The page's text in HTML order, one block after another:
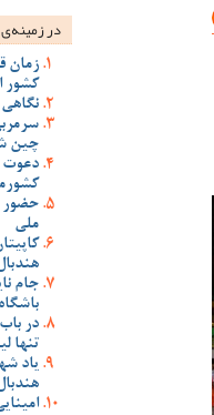
در
زمان
کشور
چین
حضور
ملی
جام
در
تنها
یاد